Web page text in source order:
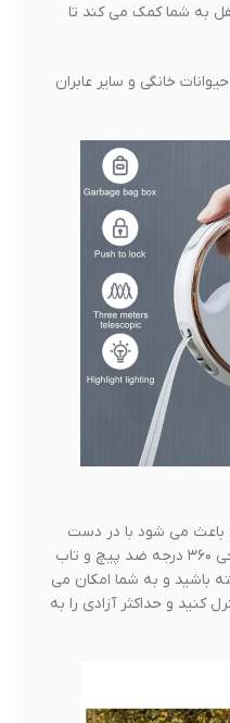
شما کمک می کند تا
خانگی و سایر عابران
می شود با در دست
گرفتن آن احساس راحتی کنید. طراحی ۳۶۰ درجه ضد پیچ ​​و تاب
و به شما امکان می
و حداکثر آزادی را به